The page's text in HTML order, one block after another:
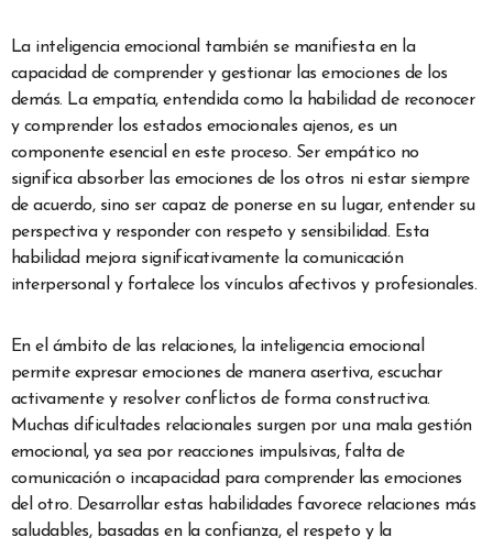
La inteligencia emocional también se manifiesta en la
capacidad de comprender y gestionar las emociones de los
demás. La empatía, entendida como la habilidad de reconocer
y comprender los estados emocionales ajenos, es un
componente esencial en este proceso. Ser empático no
significa absorber las emociones de los otros ni estar siempre
de acuerdo, sino ser capaz de ponerse en su lugar, entender su
perspectiva y responder con respeto y sensibilidad. Esta
habilidad mejora significativamente la comunicación
interpersonal y fortalece los vínculos afectivos y profesionales.
En el ámbito de las relaciones, la inteligencia emocional
permite expresar emociones de manera asertiva, escuchar
activamente y resolver conflictos de forma constructiva.
Muchas dificultades relacionales surgen por una mala gestión
emocional, ya sea por reacciones impulsivas, falta de
comunicación o incapacidad para comprender las emociones
del otro. Desarrollar estas habilidades favorece relaciones más
saludables, basadas en la confianza, el respeto y la